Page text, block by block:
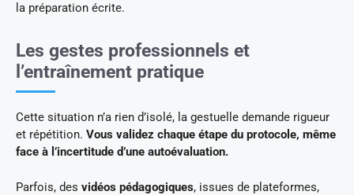
la préparation écrite.
Les gestes professionnels et
l’entraînement pratique
Cette situation n’a rien d’isolé, la gestuelle demande rigueur
et répétition. Vous validez chaque étape du protocole, même
face à l’incertitude d’une autoévaluation.
Parfois, des vidéos pédagogiques, issues de plateformes,